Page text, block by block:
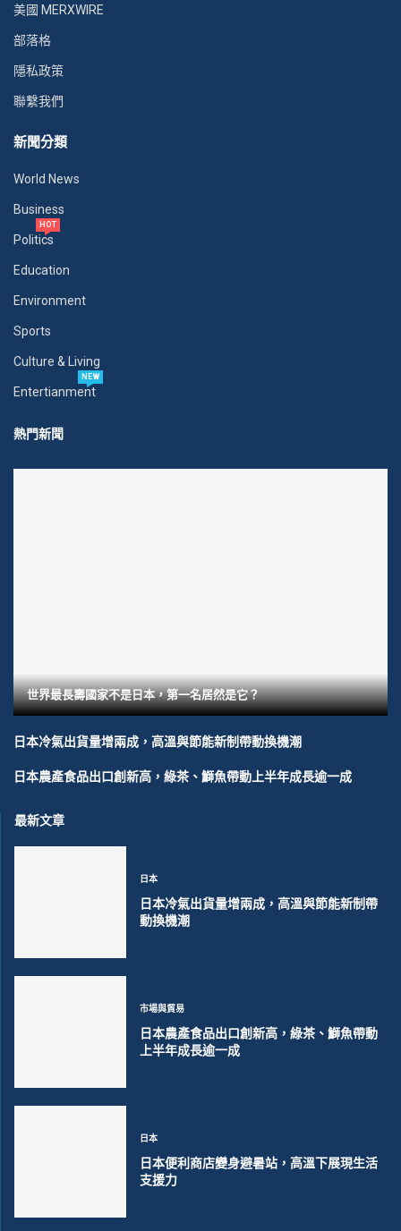
美國 MERXWIRE
部落格
隱私政策
聯繫我們
新聞分類
World News
Business
Politics
HOT
Education
Environment
Sports
Culture & Living
Entertianment
NEW
熱門新聞
世界最長壽國家不是日本，第一名居然是它？
日本冷氣出貨量增兩成，高溫與節能新制帶動換機潮
日本農產食品出口創新高，綠茶、鰤魚帶動上半年成長逾一成
最新文章
日本
日本冷氣出貨量增兩成，高溫與節能新制帶
動換機潮
市場與貿易
日本農產食品出口創新高，綠茶、鰤魚帶動
上半年成長逾一成
日本
日本便利商店變身避暑站，高溫下展現生活
支援力